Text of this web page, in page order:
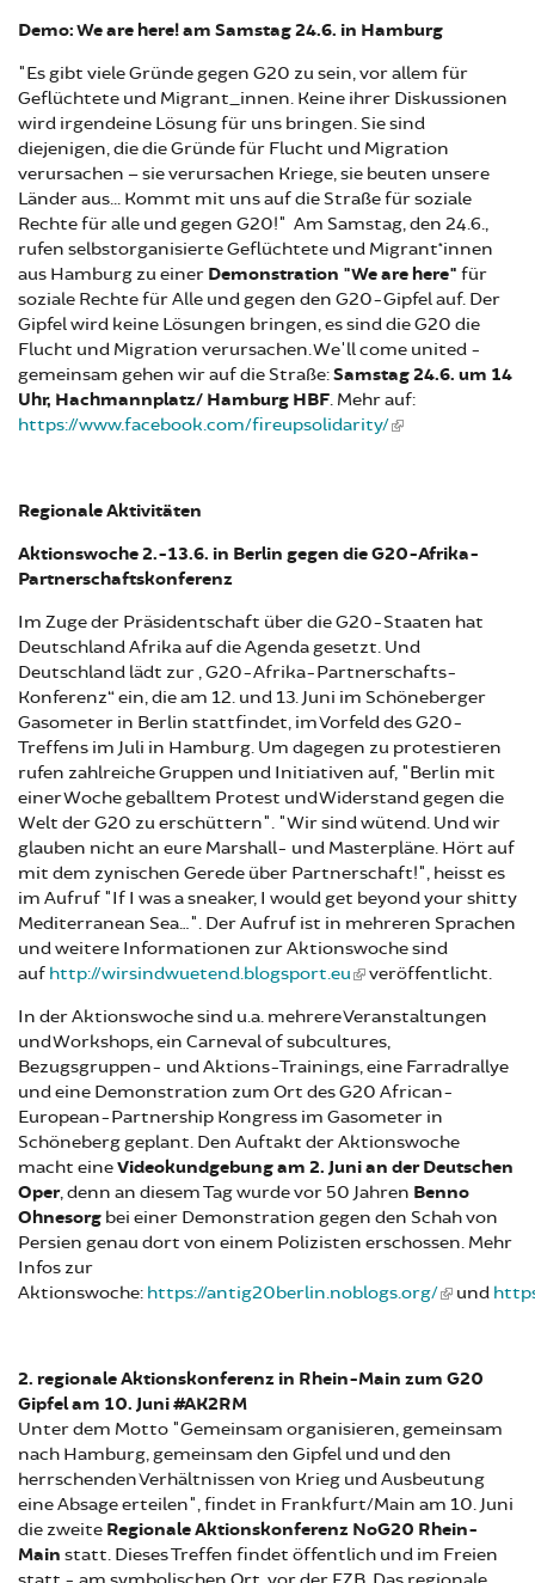
Demo: We are here! am Samstag 24.6. in Hamburg
"Es gibt viele Gründe gegen G20 zu sein, vor allem für
Geflüchtete und Migrant_innen. Keine ihrer Diskussionen
wird irgendeine Lösung für uns bringen. Sie sind
diejenigen, die die Gründe für Flucht und Migration
verursachen – sie verursachen Kriege, sie beuten unsere
Länder aus... Kommt mit uns auf die Straße für soziale
Rechte für alle und gegen G20!" Am Samstag, den 24.6.,
rufen selbstorganisierte Geflüchtete und Migrant*innen
aus Hamburg zu einer Demonstration "We are here" für
soziale Rechte für Alle und gegen den G20-Gipfel auf. Der
Gipfel wird keine Lösungen bringen, es sind die G20 die
Flucht und Migration verursachen. We'll come united -
gemeinsam gehen wir auf die Straße:Samstag 24.6. um 14
Uhr, Hachmannplatz/ Hamburg HBF. Mehr auf:
https://www.facebook.com/fireupsolidarity/
Regionale Aktivitäten
Aktionswoche 2.-13.6. in Berlin gegen die G20-Afrika-
Partnerschaftskonferenz
Im Zuge der Präsidentschaft über die G20-Staaten hat
Deutschland Afrika auf die Agenda gesetzt. Und
Deutschland lädt zur „G20-Afrika-Partnerschafts-
Konferenz“ ein, die am 12. und 13. Juni im Schöneberger
Gasometer in Berlin stattfindet, im Vorfeld des G20-
Treffens im Juli in Hamburg. Um dagegen zu protestieren
rufen zahlreiche Gruppen und Initiativen auf, "Berlin mit
einer Woche geballtem Protest und Widerstand gegen die
Welt der G20 zu erschüttern". "Wir sind wütend. Und wir
glauben nicht an eure Marshall- und Masterpläne. Hört auf
mit dem zynischen Gerede über Partnerschaft!", heisst es
im Aufruf "If I was a sneaker, I would get beyond your shitty
Mediterranean Sea…". Der Aufruf ist in mehreren Sprachen
und weitere Informationen zur Aktionswoche sind
auf http://wirsindwuetend.blogsport.eu
veröffentlicht.
In der Aktionswoche sind u.a. mehrere Veranstaltungen
und Workshops, ein Carneval of subcultures,
Bezugsgruppen- und Aktions-Trainings, eine Farradrallye
und eine Demonstration zum Ort des G20 African-
European-Partnership Kongress im Gasometer in
Schöneberg geplant. Den Auftakt der Aktionswoche
macht eineVideokundgebung am 2. Juni an der Deutschen
Oper, denn an diesem Tag wurde vor 50 Jahren Benno
Ohnesorg bei einer Demonstration gegen den Schah von
Persien genau dort von einem Polizisten erschossen. Mehr
Infos zur
Aktionswoche: https://antig20berlin.noblogs.org/ und
2. regionale Aktionskonferenz in Rhein-Main zum G20
Gipfel am 10. Juni #AK2RM
Unter dem Motto "Gemeinsam organisieren, gemeinsam
nach Hamburg, gemeinsam den Gipfel und und den
herrschenden Verhältnissen von Krieg und Ausbeutung
eine Absage erteilen", findet in Frankfurt/Main am 10. Juni
die zweite Regionale Aktionskonferenz NoG20 Rhein-
Main statt. Dieses Treffen findet öffentlich und im Freien